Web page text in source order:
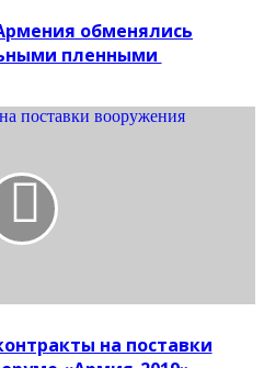
обменялись
пленными
поставки вооружения
на поставки